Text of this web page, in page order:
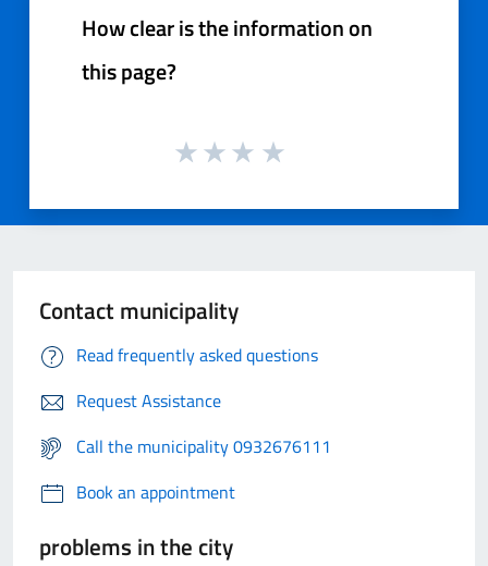
How clear is the information on
this page?
Contact municipality
Read frequently asked questions
Request Assistance
Call the municipality 0932676111
Book an appointment
problems in the city